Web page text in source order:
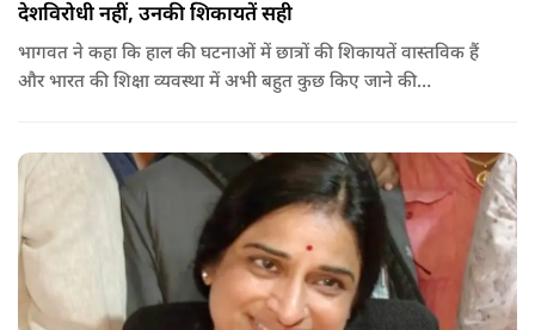
देशविरोधी नहीं, उनकी शिकायतें सही
भागवत ने कहा कि हाल की घटनाओं में छात्रों की शिकायतें वास्तविक हैं
और भारत की शिक्षा व्यवस्था में अभी बहुत कुछ किए जाने की